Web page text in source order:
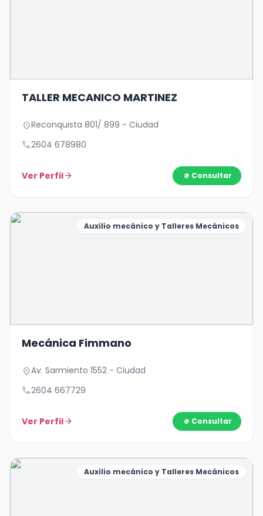
TALLER MECANICO MARTINEZ
location_onReconquista 801/ 899 - Ciudad
call2604 678980
Ver Perfilarrow_forward Consultar
Auxilio mecánico y Talleres Mecánicos
Mecánica Fimmano
location_onAv. Sarmiento 1552 - Ciudad
call2604 667729
Ver Perfilarrow_forward Consultar
Auxilio mecánico y Talleres Mecánicos